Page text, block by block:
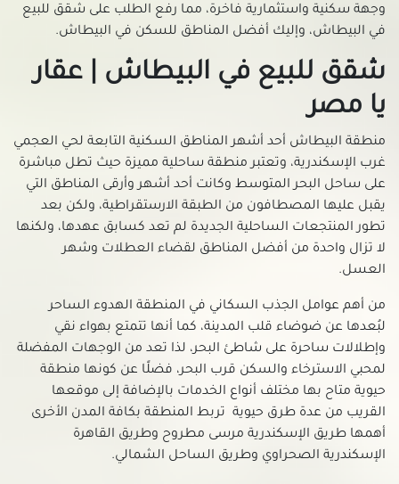
شقق للبيع في اللبان
شقق للبيع في المعمورة
شقق للبيع في المكس
شقق للبيع في المنتزة
شقق للبيع في المنشية
شقق للبيع في الهانوفيل
شقق للبيع في الورديان
شقق للبيع في باب شرقى
شقق للبيع في باكوس
شقق للبيع في برج العرب
شقق للبيع في جاناكليس
شقق للبيع في جليم
شقق للبيع في جناكليس
شقق للبيع في راس التين
شقق للبيع في زيزينيا
وجهة سكنية واستثمارية فاخرة، مما رفع الطلب على شقق للبيع
في البيطاش، وإليك أفضل المناطق للسكن في البيطاش.
شقق للبيع في البيطاش | عقار
يا مصر
منطقة البيطاش أحد أشهر المناطق السكنية التابعة لحي العجمي
غرب الإسكندرية، وتعتبر منطقة ساحلية مميزة حيث تطل مباشرة
على ساحل البحر المتوسط وكانت أحد أشهر وأرقى المناطق التي
يقبل عليها المصطافون من الطبقة الارستقراطية، ولكن بعد
تطور المنتجعات الساحلية الجديدة لم تعد كسابق عهدها، ولكنها
لا تزال واحدة من أفضل المناطق لقضاء العطلات وشهر
العسل.
من أهم عوامل الجذب السكاني في المنطقة الهدوء الساحر
لبُعدها عن ضوضاء قلب المدينة، كما أنها تتمتع بهواء نقي
وإطلالات ساحرة على شاطئ البحر، لذا تعد من الوجهات المفضلة
لمحبي الاسترخاء والسكن قرب البحر، فضلًا عن كونها منطقة
حيوية متاح بها مختلف أنواع الخدمات بالإضافة إلى موقعها
القريب من عدة طرق حيوية تربط المنطقة بكافة المدن الأخرى
أهمها طريق الإسكندرية مرسى مطروح وطريق القاهرة
الإسكندرية الصحراوي وطريق الساحل الشمالي.